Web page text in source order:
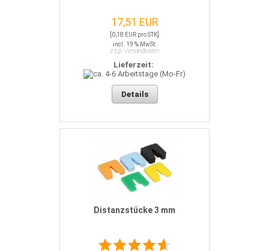
17,51 EUR
[0,18 EUR pro STK]
incl. 19 % MwSt.
zzgl. Versandkosten
Lieferzeit:
Details
Distanzstücke 3 mm